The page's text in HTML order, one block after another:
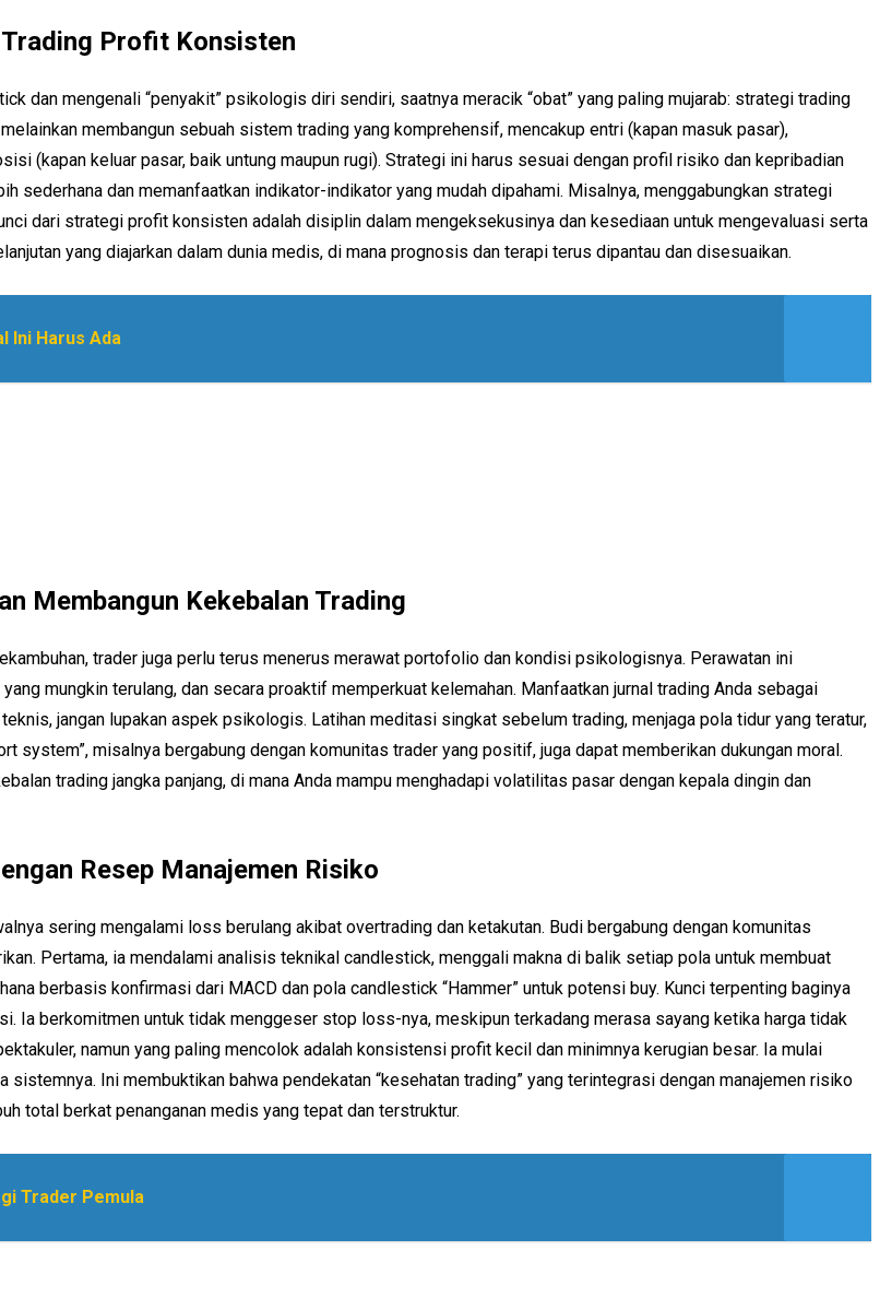
Profit Konsisten
dan mengenali “penyakit” psikologis diri sendiri, saatnya meracik “obat” yang paling mujarab: strategi trading
membangun sebuah sistem trading yang komprehensif, mencakup entri (kapan masuk pasar),
(kapan keluar pasar, baik untung maupun rugi). Strategi ini harus sesuai dengan profil risiko dan kepribadian
sederhana dan memanfaatkan indikator-indikator yang mudah dipahami. Misalnya, menggabungkan strategi
dari strategi profit konsisten adalah disiplin dalam mengeksekusinya dan kesediaan untuk mengevaluasi serta
yang diajarkan dalam dunia medis, di mana prognosis dan terapi terus dipantau dan disesuaikan.
Ini Harus Ada
Membangun Kekebalan Trading
trader juga perlu terus menerus merawat portofolio dan kondisi psikologisnya. Perawatan ini
mungkin terulang, dan secara proaktif memperkuat kelemahan. Manfaatkan jurnal trading Anda sebagai
jangan lupakan aspek psikologis. Latihan meditasi singkat sebelum trading, menjaga pola tidur yang teratur,
system”, misalnya bergabung dengan komunitas trader yang positif, juga dapat memberikan dukungan moral.
trading jangka panjang, di mana Anda mampu menghadapi volatilitas pasar dengan kepala dingin dan
Resep Manajemen Risiko
sering mengalami loss berulang akibat overtrading dan ketakutan. Budi bergabung dengan komunitas
Pertama, ia mendalami analisis teknikal candlestick, menggali makna di balik setiap pola untuk membuat
berbasis konfirmasi dari MACD dan pola candlestick “Hammer” untuk potensi buy. Kunci terpenting baginya
Ia berkomitmen untuk tidak menggeser stop loss-nya, meskipun terkadang merasa sayang ketika harga tidak
namun yang paling mencolok adalah konsistensi profit kecil dan minimnya kerugian besar. Ia mulai
Ini membuktikan bahwa pendekatan “kesehatan trading” yang terintegrasi dengan manajemen risiko
total berkat penanganan medis yang tepat dan terstruktur.
Trader Pemula